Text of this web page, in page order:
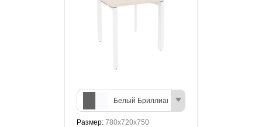
Белый Бриллиант/Антрацит
Размер: 780х720х750